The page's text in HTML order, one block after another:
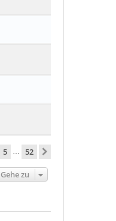
5 … 52
Gehe zu